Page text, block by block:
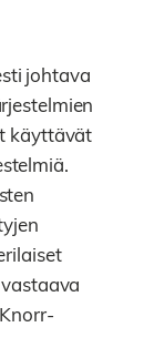
johtava
käyttävät